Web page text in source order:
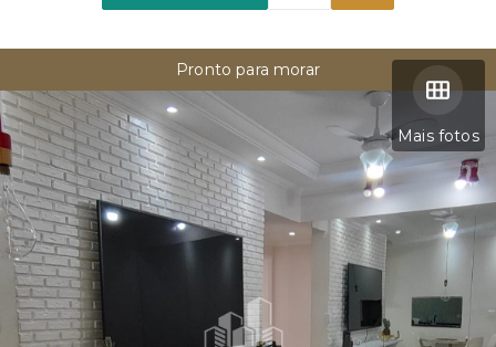
Mais fotos
Pronto para morar